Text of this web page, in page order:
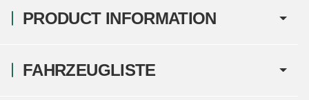
PRODUCT INFORMATION
FAHRZEUGLISTE